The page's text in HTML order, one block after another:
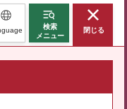
検索
メニュー
閉じる